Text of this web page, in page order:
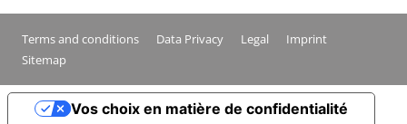
Conditions footer menu
Terms and conditions Data Privacy Legal
Imprint
Sitemap
Vos choix en matière de confidentialité